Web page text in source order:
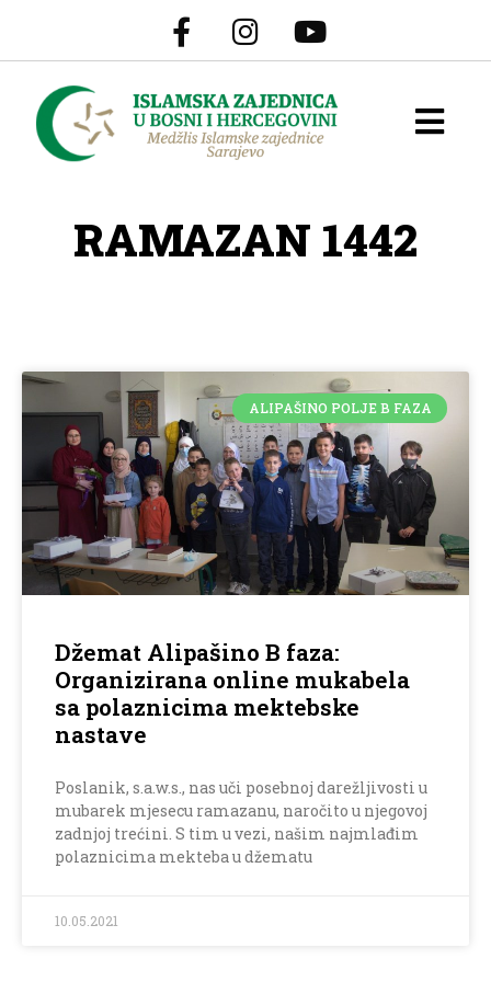
RAMAZAN 1442
ALIPAŠINO POLJE B FAZA
Džemat Alipašino B faza:
Organizirana online mukabela
sa polaznicima mektebske
nastave
Poslanik, s.a.w.s., nas uči posebnoj darežljivosti u
mubarek mjesecu ramazanu, naročito u njegovoj
zadnjoj trećini. S tim u vezi, našim najmlađim
polaznicima mekteba u džematu
10.05.2021